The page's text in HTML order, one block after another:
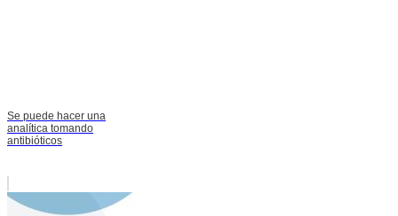
Se puede hacer una
analítica tomando
antibióticos